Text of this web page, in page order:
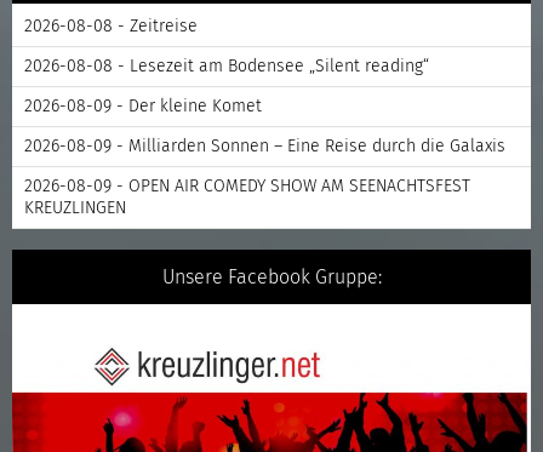
2026-08-08 - Zeitreise
2026-08-08 - Lesezeit am Bodensee „Silent reading“
2026-08-09 - Der kleine Komet
2026-08-09 - Milliarden Sonnen – Eine Reise durch die Galaxis
2026-08-09 - OPEN AIR COMEDY SHOW AM SEENACHTSFEST
KREUZLINGEN
Unsere Facebook Gruppe: